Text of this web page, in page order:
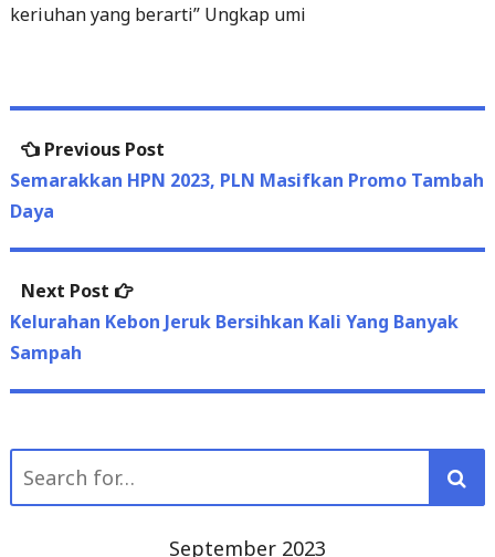
keriuhan yang berarti” Ungkap umi
Post
navigation
Previous PostPrevious
post:
Semarakkan HPN 2023, PLN Masifkan Promo Tambah
Daya
Next Post
Next
post:
Kelurahan Kebon Jeruk Bersihkan Kali Yang Banyak
Sampah
for:
September 2023